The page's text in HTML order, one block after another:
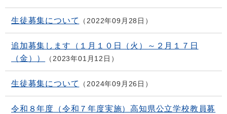
生徒募集について 2022年09月28日
追加募集します（１月１０日（火）～２月１７日
（金））
2023年01月12日
生徒募集について 2024年09月26日
令和８年度（令和７年度実施）高知県公立学校教員募